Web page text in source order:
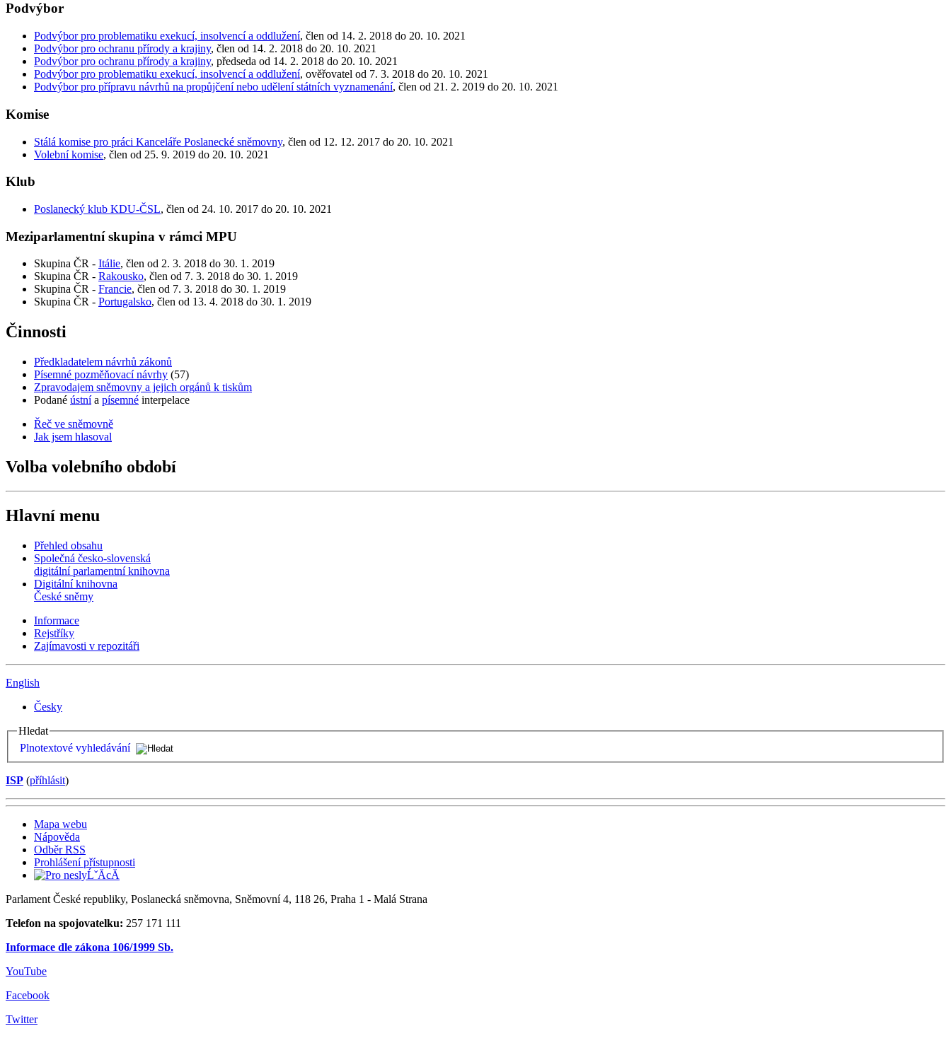
Podvýbor
Podvýbor pro problematiku exekucí, insolvencí a oddlužení, člen od 14. 2. 2018 do 20. 10. 2021
Podvýbor pro ochranu přírody a krajiny, člen od 14. 2. 2018 do 20. 10. 2021
Podvýbor pro ochranu přírody a krajiny, předseda od 14. 2. 2018 do 20. 10. 2021
Podvýbor pro problematiku exekucí, insolvencí a oddlužení, ověřovatel od 7. 3. 2018 do 20. 10. 2021
Podvýbor pro přípravu návrhů na propůjčení nebo udělení státních vyznamenání, člen od 21. 2. 2019 do 20. 10. 2021
Komise
Stálá komise pro práci Kanceláře Poslanecké sněmovny, člen od 12. 12. 2017 do 20. 10. 2021
Volební komise, člen od 25. 9. 2019 do 20. 10. 2021
Klub
Poslanecký klub KDU-ČSL, člen od 24. 10. 2017 do 20. 10. 2021
Meziparlamentní skupina v rámci MPU
Skupina ČR - Itálie, člen od 2. 3. 2018 do 30. 1. 2019
Skupina ČR - Rakousko, člen od 7. 3. 2018 do 30. 1. 2019
Skupina ČR - Francie, člen od 7. 3. 2018 do 30. 1. 2019
Skupina ČR - Portugalsko, člen od 13. 4. 2018 do 30. 1. 2019
Činnosti
Předkladatelem návrhů zákonů
Písemné pozměňovací návrhy (57)
Zpravodajem sněmovny a jejich orgánů k tiskům
Podané ústnía písemné interpelace
Řeč ve sněmovně
Jak jsem hlasoval
Volba volebního období
Hlavní menu
Přehled obsahu
Společná česko-slovenská
digitální parlamentní knihovna
Digitální knihovna
České sněmy
Informace
Rejstříky
Zajímavosti v repozitáři
English
Česky
Hledat
Plnotextové vyhledávání
ISP (příhlásit)
Mapa webu
Nápověda
Odběr RSS
Prohlášení přístupnosti
Parlament České republiky, Poslanecká sněmovna, Sněmovní 4, 118 26, Praha 1 - Malá Strana
Telefon na spojovatelku: 257 171 111
Informace dle zákona 106/1999 Sb.
YouTube
Facebook
Twitter